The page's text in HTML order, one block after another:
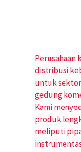
Perusahaan
distribusi
untuk
gedung
Kami
produk
meliputi